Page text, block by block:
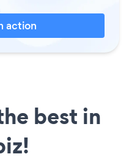
action
best in